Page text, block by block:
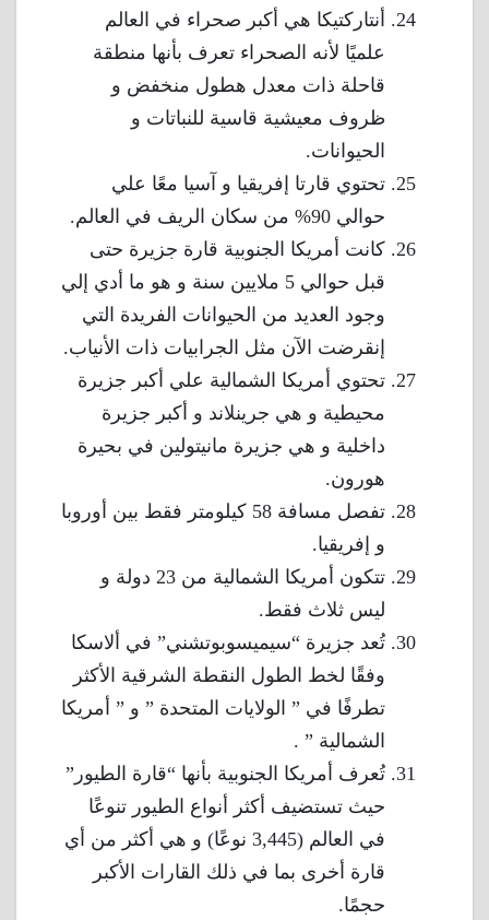
أنتاركتيكا هي أكبر صحراء في العالم
علميًا لأنه الصحراء تعرف بأنها منطقة
قاحلة ذات معدل هطول منخفض و
ظروف معيشية قاسية للنباتات و
الحيوانات.
تحتوي قارتا إفريقيا و آسيا معًا علي
حوالي 90% من سكان الريف في العالم.
كانت أمريكا الجنوبية قارة جزيرة حتى
قبل حوالي 5 ملايين سنة و هو ما أدي إلي
وجود العديد من الحيوانات الفريدة التي
إنقرضت الآن مثل الجرابيات ذات الأنياب.
تحتوي أمريكا الشمالية علي أكبر جزيرة
محيطية و هي جرينلاند و أكبر جزيرة
داخلية و هي جزيرة مانيتولين في بحيرة
هورون.
تفصل مسافة 58 كيلومتر فقط بين أوروبا
و إفريقيا.
تتكون أمريكا الشمالية من 23 دولة و
ليس ثلاث فقط.
تُعد جزيرة “سيميسوبوتشني” في ألاسكا
وفقًا لخط الطول النقطة الشرقية الأكثر
تطرفًا في ” الولايات المتحدة ” و ” أمريكا
الشمالية ” .
تُعرف أمريكا الجنوبية بأنها “قارة الطيور”
حيث تستضيف أكثر أنواع الطيور تنوعًا
في العالم (3,445 نوعًا) و هي أكثر من أي
قارة أخرى بما في ذلك القارات الأكبر
حجمًا.